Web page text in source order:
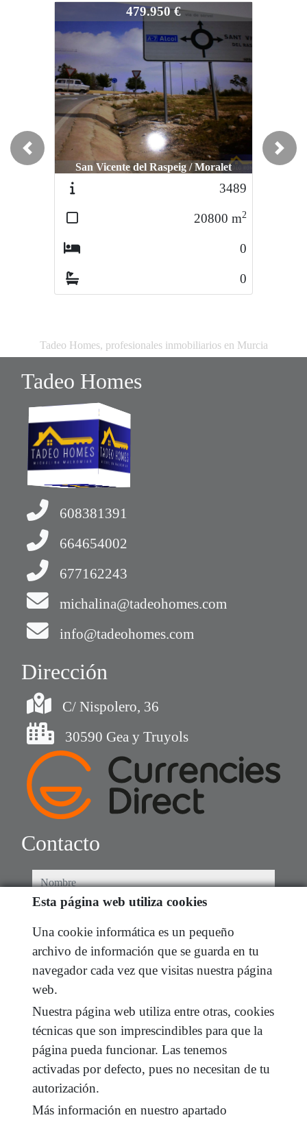
San Vicente del Raspeig / Moralet San
479.950 €
San Vicente del Raspeig / Moralet
3421
20800m2
0
0
Previous Next
Tadeo Homes, profesionales inmobiliarios en Murcia
Tadeo Homes
608381391
664654002
677162243
michalina@tadeohomes.com
info@tadeohomes.com
Dirección
C/ Nispolero, 36
30590 Gea y Truyols
Contacto
nombre
e-mail
He leído y acepto las condiciones de uso y
mensaje
Captcha
Esta página web utiliza cookies
Una cookie informática es un pequeño
archivo de información que se guarda en tu
navegador cada vez que visitas nuestra página
web.
Nuestra página web utiliza entre otras, cookies
técnicas que son imprescindibles para que la
página pueda funcionar. Las tenemos
activadas por defecto, pues no necesitan de tu
autorización.
Más información en nuestro apartado